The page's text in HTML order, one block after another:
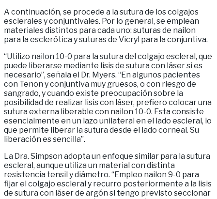
A continuación, se procede a la sutura de los colgajos
esclerales y conjuntivales. Por lo general, se emplean
materiales distintos para cada uno: suturas de nailon
para la esclerótica y suturas de Vicryl para la conjuntiva.
“Utilizo nailon 10-0 para la sutura del colgajo escleral, que
puede liberarse mediante lisis de sutura con láser si es
necesario”, señala el Dr. Myers. “En algunos pacientes
con Tenon y conjuntiva muy gruesos, o con riesgo de
sangrado, y cuando existe preocupación sobre la
posibilidad de realizar lisis con láser, prefiero colocar una
sutura externa liberable con nailon 10-0. Esta consiste
esencialmente en un lazo unilateral en el lado escleral, lo
que permite liberar la sutura desde el lado corneal. Su
liberación es sencilla”.
La Dra. Simpson adopta un enfoque similar para la sutura
escleral, aunque utiliza un material con distinta
resistencia tensil y diámetro. “Empleo nailon 9-0 para
fijar el colgajo escleral y recurro posteriormente a la lisis
de sutura con láser de argón si tengo previsto seccionar